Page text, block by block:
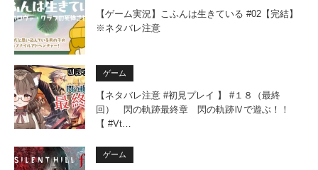
【ゲーム実況】こふんは生きている #02【完結】
※ネタバレ注意
ゲーム
【ネタバレ注意 #初見プレイ 】 #１８（最終
回） 閃の軌跡最終章 閃の軌跡Ⅳで遊ぶ！！
【 #Vt…
ゲーム